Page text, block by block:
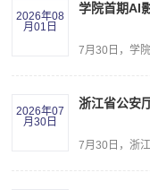
2026年08
月01日
学院首期AI
2026年07
月30日
浙江省公安